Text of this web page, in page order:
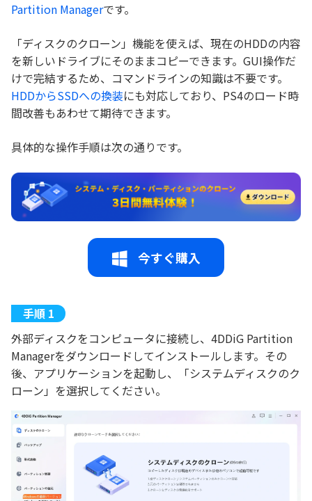
Partition Managerです。
「ディスクのクローン」機能を使えば、現在のHDDの内容
を新しいドライブにそのままコピーできます。GUI操作だ
けで完結するため、コマンドラインの知識は不要です。
HDDからSSDへの換装にも対応しており、PS4のロード時
間改善もあわせて期待できます。
具体的な操作手順は次の通りです。
今すぐ購入
外部ディスクをコンピュータに接続し、4DDiG Partition
Managerをダウンロードしてインストールします。その
後、アプリケーションを起動し、「システムディスクのク
ローン」を選択してください。